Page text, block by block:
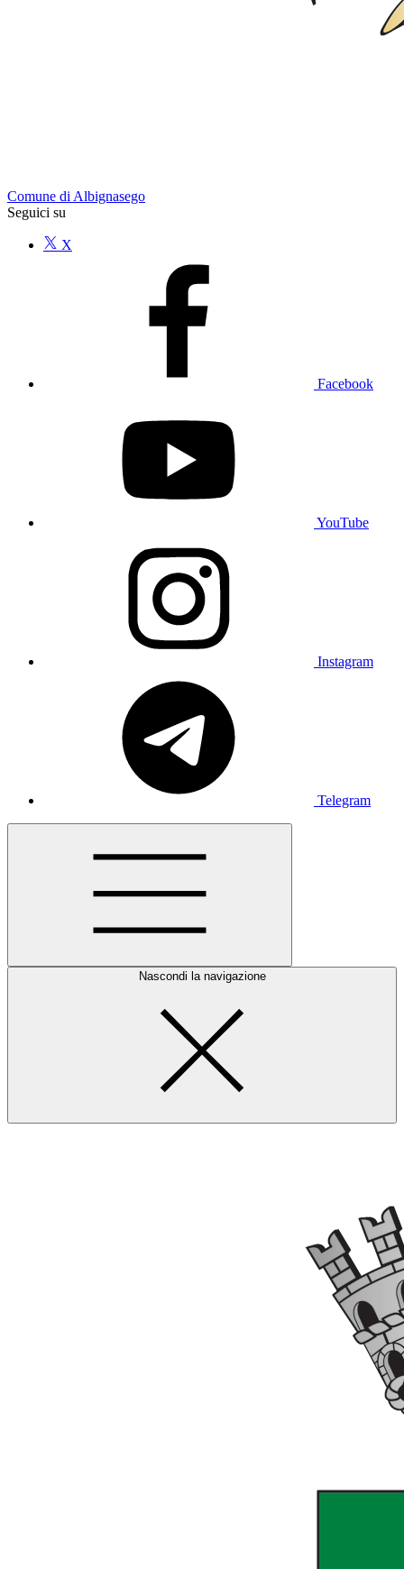
Comune di Albignasego
Seguici su
X
Facebook
YouTube
Instagram
Telegram
Nascondi la navigazione